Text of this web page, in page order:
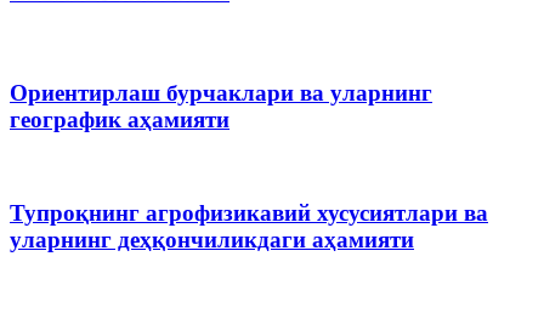
Ориентирлаш бурчаклари ва уларнинг
географик аҳамияти
Тупроқнинг агрофизикавий хусусиятлари ва
уларнинг деҳқончиликдаги аҳамияти